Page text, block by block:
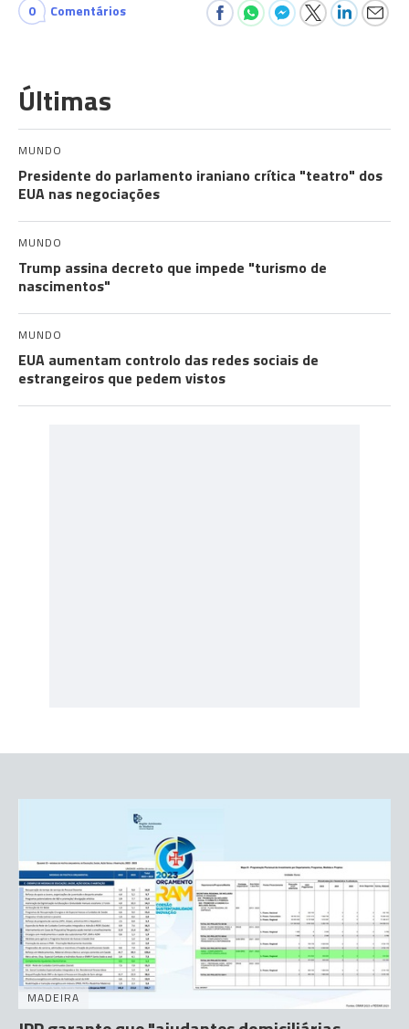
0 Comentários
Últimas
MUNDO
Presidente do parlamento iraniano crítica "teatro" dos
EUA nas negociações
MUNDO
Trump assina decreto que impede "turismo de
nascimentos"
MUNDO
EUA aumentam controlo das redes sociais de
estrangeiros que pedem vistos
MADEIRA